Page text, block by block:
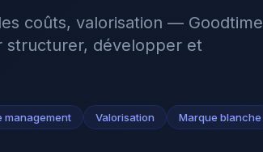
coûts, valorisation — Goodtime
structurer, développer et
management Valorisation Marque blanche